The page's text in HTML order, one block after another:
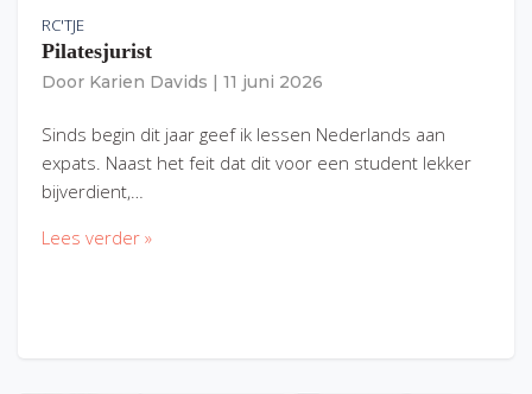
RC'TJE
Pilatesjurist
Door Karien Davids 11 juni 2026
Sinds begin dit jaar geef ik lessen Nederlands aan
expats. Naast het feit dat dit voor een student lekker
bijverdient,…
Lees verder »